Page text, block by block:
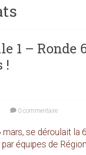
1 – Ronde
!
0 commentaire
se déroulait la
équipes de